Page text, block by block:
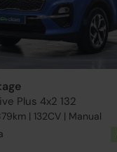
Plus 4x2 132
| 132CV | Manual